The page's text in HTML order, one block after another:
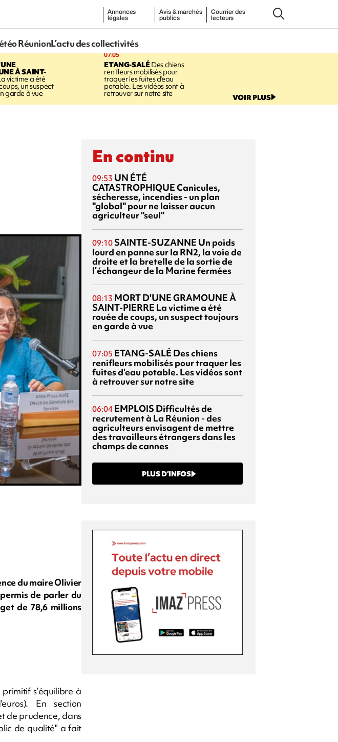
Annonces
légales
Avis & marchés
publics
Courrier des
lecteurs
RéunionL’actu des collectivités
À SAINT-
victime a été
un suspect
garde à vue
07:05
ETANG-SALÉDes chiens
renifleurs mobilisés pour
traquer les fuites d'eau
potable. Les vidéos sont à
retrouver sur notre site VOIR PLUS
du maire Olivier
de parler du
de 78,6 millions
s’équilibre à
En section
de prudence, dans
de qualité" a fait
En continu
09:53 UN ÉTÉ
CATASTROPHIQUECanicules,
sécheresse, incendies - un plan
"global" pour ne laisser aucun
agriculteur "seul"
09:10 SAINTE-SUZANNE Un poids
lourd en panne sur la RN2, la voie de
droite et la bretelle de la sortie de
l’échangeur de la Marine fermées
08:13 MORT D'UNE GRAMOUNE À
SAINT-PIERRE La victime a été
rouée de coups, un suspect toujours
en garde à vue
07:05 ETANG-SALÉ Des chiens
renifleurs mobilisés pour traquer les
fuites d'eau potable. Les vidéos sont
à retrouver sur notre site
06:04 EMPLOIS Difficultés de
recrutement à La Réunion - des
agriculteurs envisagent de mettre
des travailleurs étrangers dans les
champs de cannes
PLUS D’INFOS